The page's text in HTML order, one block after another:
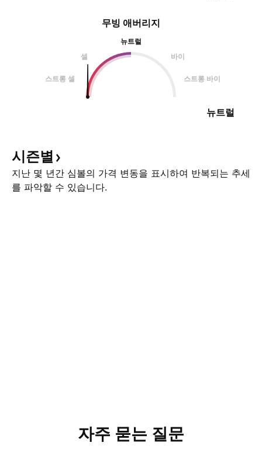
무빙 애버리지
뉴트럴
셀
바이
스트롱 셀 스트롱 바이
뉴트럴
시즌별
지난 몇 년간 심볼의 가격 변동을 표시하여 반복되는 추세
를 파악할 수 있습니다.
자주 묻는 질문